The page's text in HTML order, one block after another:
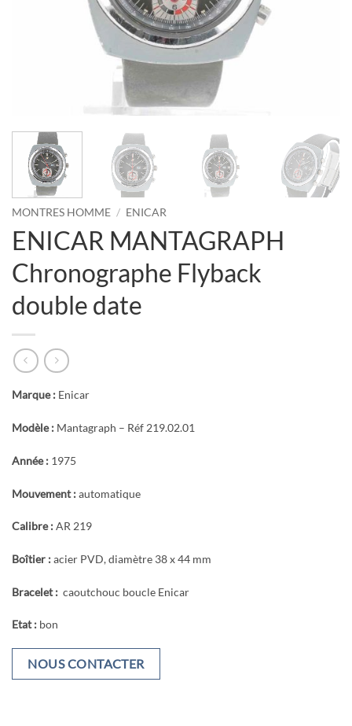
MONTRES HOMME / ENICAR
ENICAR MANTAGRAPH
Chronographe Flyback
double date
Marque : Enicar
Modèle : Mantagraph – Réf 219.02.01
Année : 1975
Mouvement :automatique
Calibre :AR 219
Boîtier :acier PVD, diamètre 38 x 44 mm
Bracelet : caoutchouc boucle Enicar
Etat : bon
NOUS CONTACTER